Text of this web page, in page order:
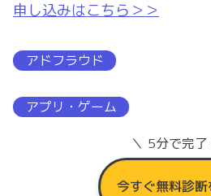
申し込みはこちら＞＞
アドフラウド
アプリ・ゲーム
＼ 5分で完了
今すぐ無料診断